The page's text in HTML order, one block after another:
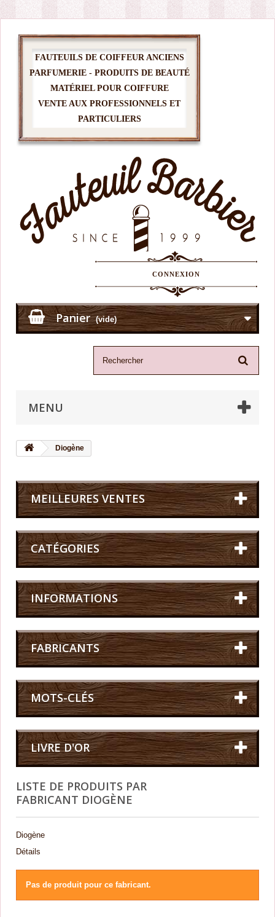
FAUTEUILS DE COIFFEUR ANCIENS
PARFUMERIE - PRODUITS DE BEAUTÉ
MATÉRIEL POUR COIFFURE
VENTE AUX PROFESSIONNELS ET
PARTICULIERS
CONNEXION
Panier (vide)
MENU
Diogène
MEILLEURES VENTES
CATÉGORIES
INFORMATIONS
FABRICANTS
MOTS-CLÉS
LIVRE D'OR
LISTE DE PRODUITS PAR
FABRICANT DIOGÈNE
Diogène
Détails
Pas de produit pour ce fabricant.